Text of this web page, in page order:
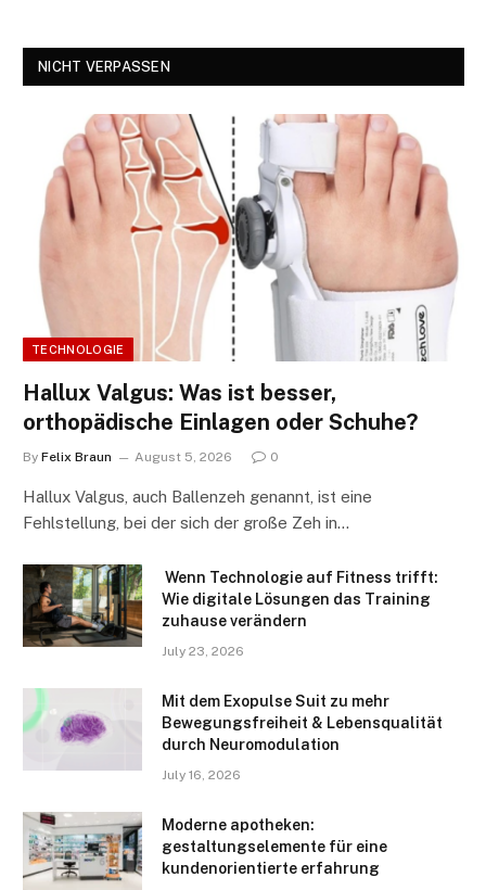
NICHT VERPASSEN
TECHNOLOGIE
Hallux Valgus: Was ist besser,
orthopädische Einlagen oder Schuhe?
By Felix Braun August 5, 2026 0
Hallux Valgus, auch Ballenzeh genannt, ist eine
Fehlstellung, bei der sich der große Zeh in…
Wenn Technologie auf Fitness trifft:
Wie digitale Lösungen das Training
zuhause verändern
July 23, 2026
Mit dem Exopulse Suit zu mehr
Bewegungsfreiheit & Lebensqualität
durch Neuromodulation
July 16, 2026
Moderne apotheken:
gestaltungselemente für eine
kundenorientierte erfahrung